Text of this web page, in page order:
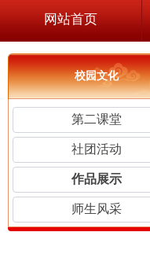
网站首页
校园文化
第二课堂
社团活动
作品展示
师生风采